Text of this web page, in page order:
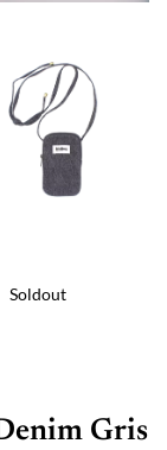
Soldout
Gris